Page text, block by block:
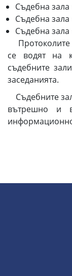
Съдебна
Съдебна
Съдебна
Протоколите
се водят на
съдебните
заседанията.
Съдебните
вътрешно и